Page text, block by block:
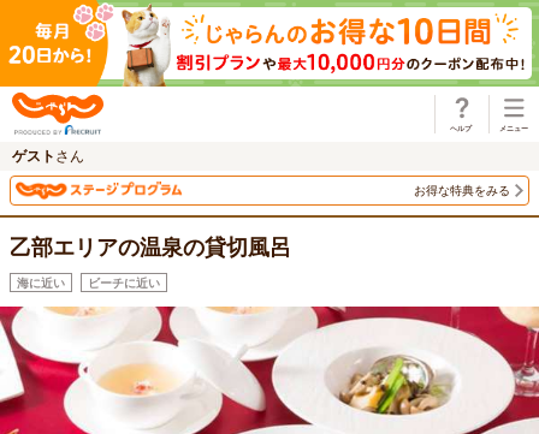
ゲスト さん
お得な特典をみる
乙部エリアの温泉の貸切風呂
海に近い ビーチに近い